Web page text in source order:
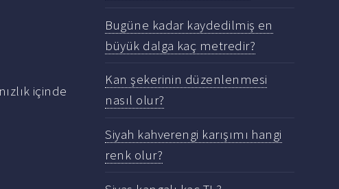
içinde
Bugüne kadar kaydedilmiş en
büyük dalga kaç metredir?
Kan şekerinin düzenlenmesi
nasıl olur?
Siyah kahverengi karışımı hangi
renk olur?